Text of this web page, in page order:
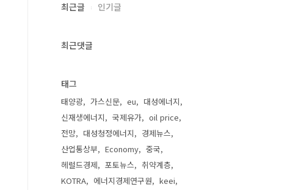
최근글 인기글
최근댓글
태그
태양광 가스신문 eu
대성에너지
신재생에너지
국제유가
oil price
전망
대성청정에너지
경제뉴스
산업통상부
Economy
중국
헤럴드경제
포토뉴스
취약계층
KOTRA
에너지경제연구원
keei